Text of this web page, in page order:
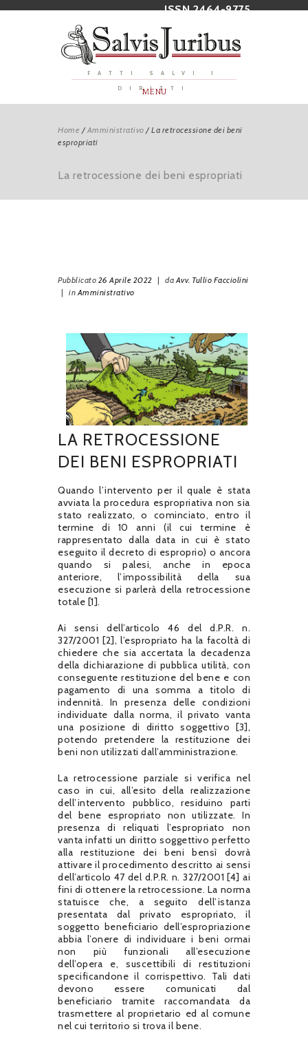
ISSN 2464-9775
FATTI SALVI I
DIRITTI
MENU
Home /Amministrativo /La retrocessione dei beni
espropriati
La retrocessione dei beni espropriati
Pubblicato 26 Aprile 2022 | daAvv. Tullio Facciolini
| inAmministrativo
LA RETROCESSIONE
DEI BENI ESPROPRIATI
Quando l’intervento per il quale è stata
avviata la procedura espropriativa non sia
stato realizzato, o cominciato, entro il
termine di 10 anni (il cui termine è
rappresentato dalla data in cui è stato
eseguito il decreto di esproprio) o ancora
quando si palesi, anche in epoca
anteriore, l’impossibilità della sua
esecuzione si parlerà della retrocessione
totale [1].
Ai sensi dell’articolo 46 del d.P.R. n.
327/2001 [2], l’espropriato ha la facoltà di
chiedere che sia accertata la decadenza
della dichiarazione di pubblica utilità, con
conseguente restituzione del bene e con
pagamento di una somma a titolo di
indennità. In presenza delle condizioni
individuate dalla norma, il privato vanta
una posizione di diritto soggettivo [3],
potendo pretendere la restituzione dei
beni non utilizzati dall’amministrazione.
La retrocessione parziale si verifica nel
caso in cui, all’esito della realizzazione
dell’intervento pubblico, residuino parti
del bene espropriato non utilizzate. In
presenza di reliquati l’espropriato non
vanta infatti un diritto soggettivo perfetto
alla restituzione dei beni bensì dovrà
attivare il procedimento descritto ai sensi
dell’articolo 47 del d.P.R. n. 327/2001 [4] ai
fini di ottenere la retrocessione. La norma
statuisce che, a seguito dell’istanza
presentata dal privato espropriato, il
soggetto beneficiario dell’espropriazione
abbia l’onere di individuare i beni ormai
non più funzionali all’esecuzione
dell’opera e, suscettibili di restituzioni
specificandone il corrispettivo. Tali dati
devono essere comunicati dal
beneficiario tramite raccomandata da
trasmettere al proprietario ed al comune
nel cui territorio si trova il bene.